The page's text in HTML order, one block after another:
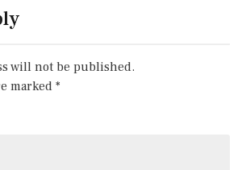
will not be published.
marked *